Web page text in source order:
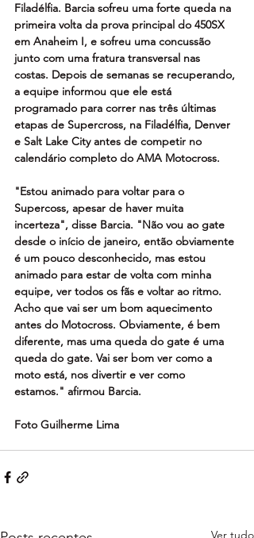
Filadélfia. Barcia sofreu uma forte queda na
primeira volta da prova principal do 450SX
em Anaheim I, e sofreu uma concussão
junto com uma fratura transversal nas
costas. Depois de semanas se recuperando,
a equipe informou que ele está
programado para correr nas três últimas
etapas de Supercross, na Filadélfia, Denver
e Salt Lake City antes de competir no
calendário completo do AMA Motocross.
"Estou animado para voltar para o
Supercoss, apesar de haver muita
incerteza", disse Barcia. "Não vou ao gate
desde o início de janeiro, então obviamente
é um pouco desconhecido, mas estou
animado para estar de volta com minha
equipe, ver todos os fãs e voltar ao ritmo.
Acho que vai ser um bom aquecimento
antes do Motocross. Obviamente, é bem
diferente, mas uma queda do gate é uma
queda do gate. Vai ser bom ver como a
moto está, nos divertir e ver como
estamos." afirmou Barcia.
Foto Guilherme Lima
Ver tudo